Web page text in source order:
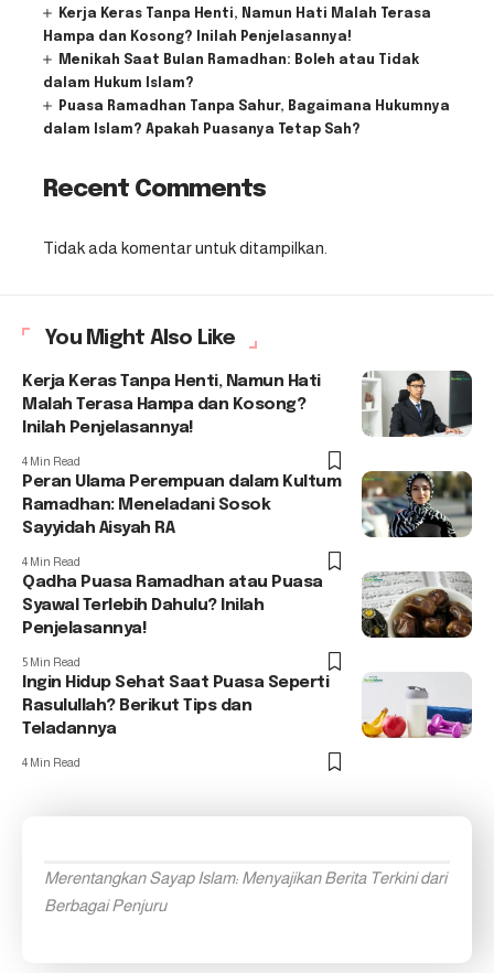
Kerja Keras Tanpa Henti, Namun Hati Malah Terasa
Hampa dan Kosong? Inilah Penjelasannya!
Menikah Saat Bulan Ramadhan: Boleh atau Tidak
dalam Hukum Islam?
Puasa Ramadhan Tanpa Sahur, Bagaimana Hukumnya
dalam Islam? Apakah Puasanya Tetap Sah?
Recent Comments
Tidak ada komentar untuk ditampilkan.
You Might Also Like
Kerja Keras Tanpa Henti, Namun Hati
Malah Terasa Hampa dan Kosong?
Inilah Penjelasannya!
4 Min Read
Peran Ulama Perempuan dalam Kultum
Ramadhan: Meneladani Sosok
Sayyidah Aisyah RA
4 Min Read
Qadha Puasa Ramadhan atau Puasa
Syawal Terlebih Dahulu? Inilah
Penjelasannya!
5 Min Read
Ingin Hidup Sehat Saat Puasa Seperti
Rasulullah? Berikut Tips dan
Teladannya
4 Min Read
Merentangkan Sayap Islam: Menyajikan Berita Terkini dari
Berbagai Penjuru